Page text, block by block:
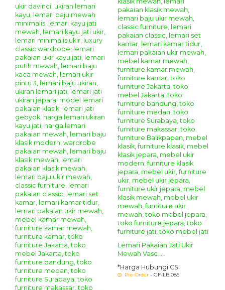
Lemari Pakaian Jati Ukir
Mewah Vasc....
*Harga Hubungi CS
Pre Order - GF-LB 085